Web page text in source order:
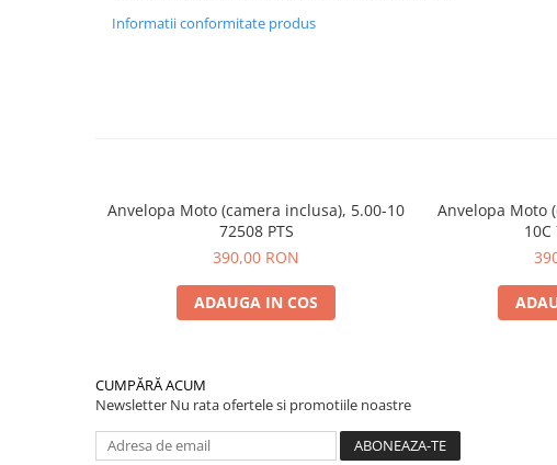
forceOriginalForEdit=1&preview=00681
Informatii conformitate produs
Anvelopa Moto (camera inclusa), 5.00-10
72508 PTS
390,00 RON
ADAUGA IN COS
Anvelopa Moto
10C
CUMPĂRĂ ACUM
Newsletter Nu rata ofertele si promotiile noastre